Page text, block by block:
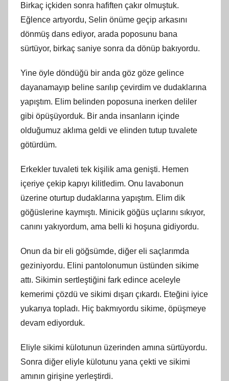
Birkaç içkiden sonra hafiften çakır olmuştuk.
Eğlence artıyordu, Selin önüme geçip arkasını
dönmüş dans ediyor, arada poposunu bana
sürtüyor, birkaç saniye sonra da dönüp bakıyordu.
Yine öyle döndüğü bir anda göz göze gelince
dayanamayıp beline sarılıp çevirdim ve dudaklarına
yapıştım. Elim belinden poposuna inerken deliler
gibi öpüşüyorduk. Bir anda insanların içinde
olduğumuz aklıma geldi ve elinden tutup tuvalete
götürdüm.
Erkekler tuvaleti tek kişilik ama genişti. Hemen
içeriye çekip kapıyı kilitledim. Onu lavabonun
üzerine oturtup dudaklarına yapıştım. Elim dik
göğüslerine kaymıştı. Minicik göğüs uçlarını sıkıyor,
canını yakıyordum, ama belli ki hoşuna gidiyordu.
Onun da bir eli göğsümde, diğer eli saçlarımda
geziniyordu. Elini pantolonumun üstünden sikime
attı. Sikimin sertleştiğini fark edince aceleyle
kemerimi çözdü ve sikimi dışarı çıkardı. Eteğini iyice
yukarıya topladı. Hiç bakmıyordu sikime, öpüşmeye
devam ediyorduk.
Eliyle sikimi külotunun üzerinden amına sürtüyordu.
Sonra diğer eliyle külotunu yana çekti ve sikimi
amının girişine yerleştirdi.